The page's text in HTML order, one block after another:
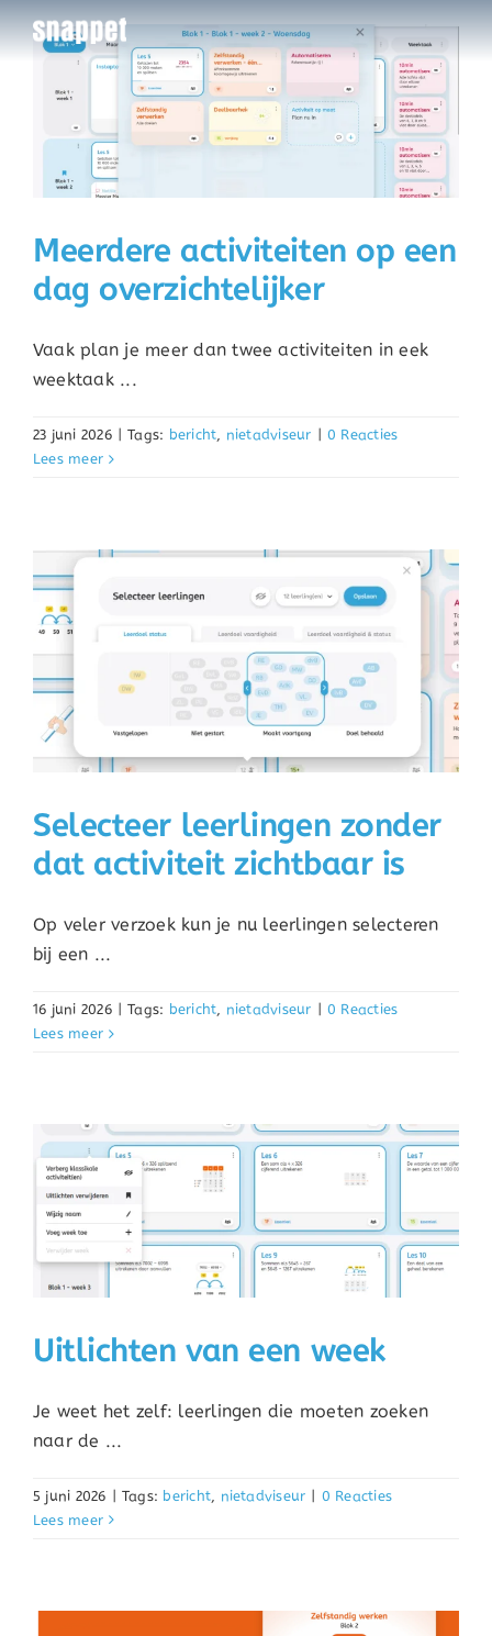
Ga
naar
Meerdere activiteiten op een
dag overzichtelijker
Vaak plan je meer dan twee activiteiten in eek
weektaak ...
23 juni 2026 | Tags: bericht, nietadviseur | 0 Reacties
Lees meer
Selecteer leerlingen zonder
dat activiteit zichtbaar is
Op veler verzoek kun je nu leerlingen selecteren
bij een ...
16 juni 2026 | Tags: bericht, nietadviseur | 0 Reacties
Lees meer
Uitlichten van een week
Je weet het zelf: leerlingen die moeten zoeken
naar de ...
5 juni 2026 | Tags: bericht, nietadviseur | 0 Reacties
Lees meer